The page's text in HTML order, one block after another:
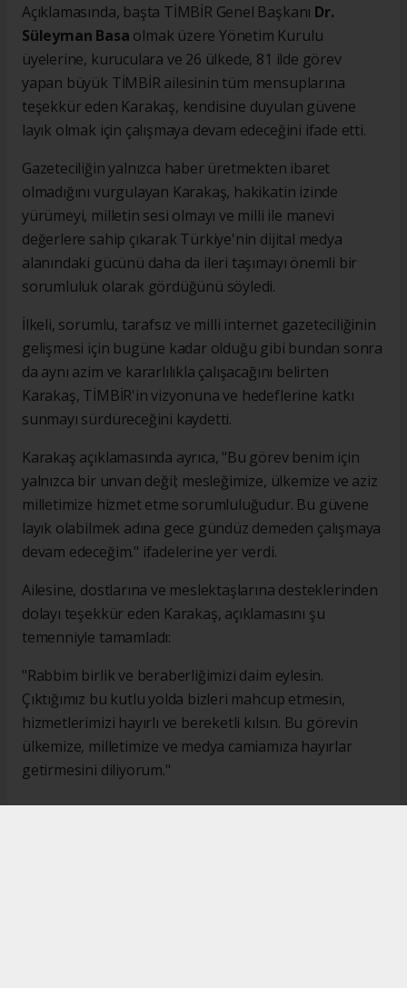
Açıklamasında, başta TİMBİR Genel Başkanı Dr.
Süleyman Basa olmak üzere Yönetim Kurulu
üyelerine, kuruculara ve 26 ülkede, 81 ilde görev
yapan büyük TİMBİR ailesinin tüm mensuplarına
teşekkür eden Karakaş, kendisine duyulan güvene
layık olmak için çalışmaya devam edeceğini ifade etti.
Gazeteciliğin yalnızca haber üretmekten ibaret
olmadığını vurgulayan Karakaş, hakikatin izinde
yürümeyi, milletin sesi olmayı ve milli ile manevi
değerlere sahip çıkarak Türkiye'nin dijital medya
alanındaki gücünü daha da ileri taşımayı önemli bir
sorumluluk olarak gördüğünü söyledi.
İlkeli, sorumlu, tarafsız ve milli internet gazeteciliğinin
gelişmesi için bugüne kadar olduğu gibi bundan sonra
da aynı azim ve kararlılıkla çalışacağını belirten
Karakaş, TİMBİR'in vizyonuna ve hedeflerine katkı
sunmayı sürdüreceğini kaydetti.
Karakaş açıklamasında ayrıca, "Bu görev benim için
yalnızca bir unvan değil; mesleğimize, ülkemize ve aziz
milletimize hizmet etme sorumluluğudur. Bu güvene
layık olabilmek adına gece gündüz demeden çalışmaya
devam edeceğim." ifadelerine yer verdi.
Ailesine, dostlarına ve meslektaşlarına desteklerinden
dolayı teşekkür eden Karakaş, açıklamasını şu
temenniyle tamamladı:
"Rabbim birlik ve beraberliğimizi daim eylesin.
Çıktığımız bu kutlu yolda bizleri mahcup etmesin,
hizmetlerimizi hayırlı ve bereketli kılsın. Bu görevin
ülkemize, milletimize ve medya camiamıza hayırlar
getirmesini diliyorum."